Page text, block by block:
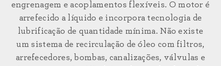
engrenagem e acoplamentos flexíveis. O motor é
arrefecido a líquido e incorpora tecnologia de
lubrificação de quantidade mínima. Não existe
um sistema de recirculação de óleo com filtros,
arrefecedores, bombas, canalizações, válvulas e